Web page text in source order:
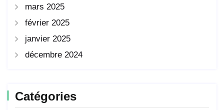
mars 2025
février 2025
janvier 2025
décembre 2024
Catégories